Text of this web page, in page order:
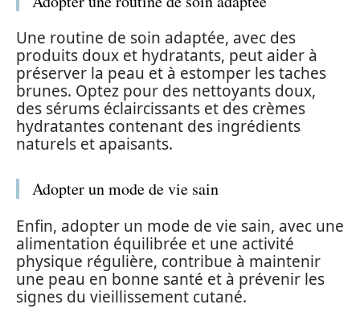
Une routine de soin adaptée, avec des
produits doux et hydratants, peut aider à
préserver la peau et à estomper les taches
brunes. Optez pour des nettoyants doux,
des sérums éclaircissants et des crèmes
hydratantes contenant des ingrédients
naturels et apaisants.
Adopter un mode de vie sain
Enfin, adopter un mode de vie sain, avec une
alimentation équilibrée et une activité
physique régulière, contribue à maintenir
une peau en bonne santé et à prévenir les
signes du vieillissement cutané.